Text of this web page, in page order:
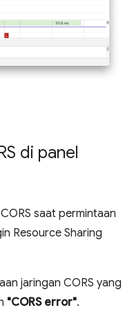
di panel
saat permintaan
Resource Sharing
jaringan CORS yang
"CORS error".